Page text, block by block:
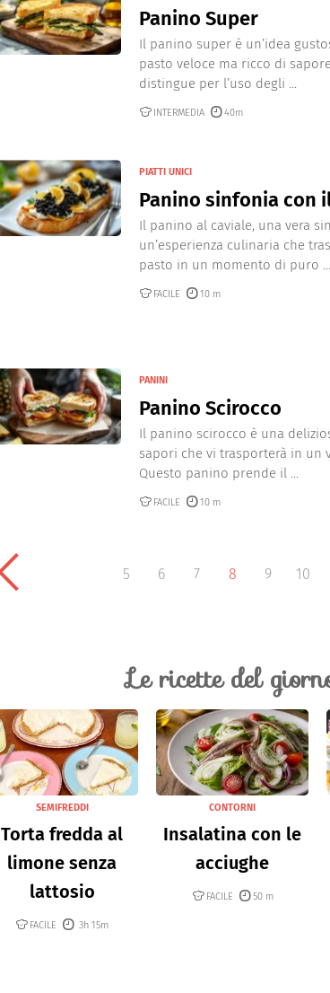
Panino Super
Il panino super è un’idea
pasto veloce ma ricco di
distingue per l’uso degli ...
INTERMEDIA 40m
PIATTI UNICI
Panino sinfonia con
Il panino al caviale, una vera
un’esperienza culinaria che
pasto in un momento di puro ...
FACILE 10 m
PANINI
Panino Scirocco
Il panino scirocco è una
sapori che vi trasporterà in un
Questo panino prende il ...
FACILE 10 m
5 6 7 8 9 10
Le ricette del
SEMIFREDDI
Torta fredda al
limone senza
lattosio
FACILE 3h 15m
CONTORNI
Insalatina con le
acciughe
FACILE 50 m